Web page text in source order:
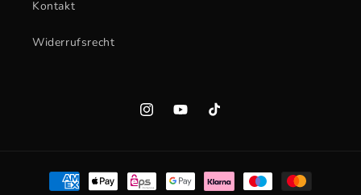
Kontakt
Widerrufsrecht
InstagramYouTubeTikTok
Zahlungsmethoden